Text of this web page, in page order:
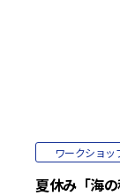
ワークショッ
夏休み「海